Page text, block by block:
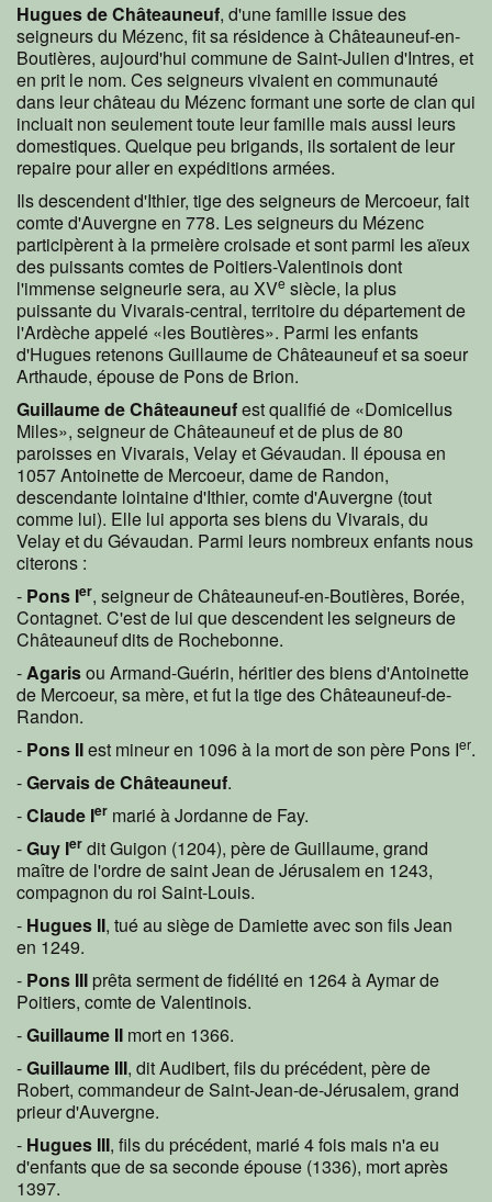
Hugues de Châteauneuf, d'une famille issue des
seigneurs du Mézenc, fit sa résidence à Châteauneuf-en-
Boutières, aujourd'hui commune de Saint-Julien d'Intres, et
en prit le nom. Ces seigneurs vivaient en communauté
dans leur château du Mézenc formant une sorte de clan qui
incluait non seulement toute leur famille mais aussi leurs
domestiques. Quelque peu brigands, ils sortaient de leur
repaire pour aller en expéditions armées.
Ils descendent d'Ithier, tige des seigneurs de Mercoeur, fait
comte d'Auvergne en 778. Les seigneurs du Mézenc
participèrent à la prmeière croisade et sont parmi les aïeux
des puissants comtes de Poitiers-Valentinois dont
l'immense seigneurie sera, au XVe siècle, la plus
puissante du Vivarais-central, territoire du département de
l'Ardèche appelé «les Boutières». Parmi les enfants
d'Hugues retenons Guillaume de Châteauneuf et sa soeur
Arthaude, épouse de Pons de Brion.
Guillaume de Châteauneufest qualifié de «Domicellus
Miles», seigneur de Châteauneuf et de plus de 80
paroisses en Vivarais, Velay et Gévaudan. Il épousa en
1057 Antoinette de Mercoeur, dame de Randon,
descendante lointaine d'Ithier, comte d'Auvergne (tout
comme lui). Elle lui apporta ses biens du Vivarais, du
Velay et du Gévaudan. Parmi leurs nombreux enfants nous
citerons :
- Pons Ier, seigneur de Châteauneuf-en-Boutières, Borée,
Contagnet. C'est de lui que descendent les seigneurs de
Châteauneuf dits de Rochebonne.
-Agarisou Armand-Guérin, héritier des biens d'Antoinette
de Mercoeur, sa mère, et fut la tige des Châteauneuf-de-
Randon.
- Pons IIest mineur en 1096 à la mort de son père Pons Ier.
-Gervais de Châteauneuf.
-Claude Ier marié à Jordanne de Fay.
-Guy Ier dit Guigon (1204), père de Guillaume, grand
maître de l'ordre de saint Jean de Jérusalem en 1243,
compagnon du roi Saint-Louis.
- Hugues II, tué au siège de Damiette avec son fils Jean
en 1249.
- Pons IIIprêta serment de fidélité en 1264 à Aymar de
Poitiers, comte de Valentinois.
-Guillaume II mort en 1366.
-Guillaume III, dit Audibert, fils du précédent, père de
Robert, commandeur de Saint-Jean-de-Jérusalem, grand
prieur d'Auvergne.
- Hugues III, fils du précédent, marié 4 fois mais n'a eu
d'enfants que de sa seconde épouse (1336), mort après
1397.